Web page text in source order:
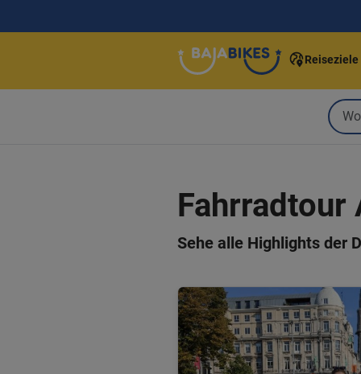
Reiseziele
Fahrradtour
Sehe alle Highlights der